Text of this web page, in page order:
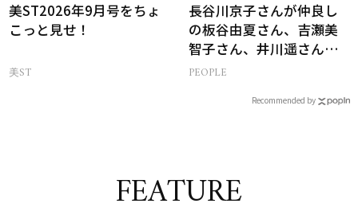
美ST2026年9月号をちょ
こっと見せ！
美ST
長谷川京子さんが仲良し
の板谷由夏さん、吉瀬美
智子さん、井川遥さんと
集まる理由は…
PEOPLE
Recommended by
FEATURE